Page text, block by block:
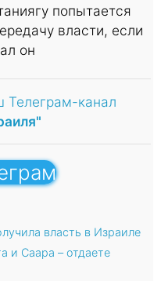
попытается
власти, если
он
канал
власть в Израиле
и Саара – отдаете